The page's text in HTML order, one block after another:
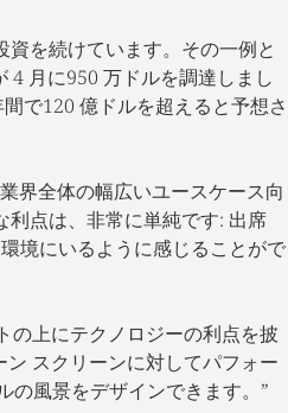
を続けています。その一例と
4 月に950 万ドルを調達しまし
で120 億ドルを超えると予想さ
界全体の幅広いユースケース向
利点は、非常に単純です: 出席
境にいるように感じることがで
の上にテクノロジーの利点を披
スクリーンに対してパフォー
の風景をデザインできます。”